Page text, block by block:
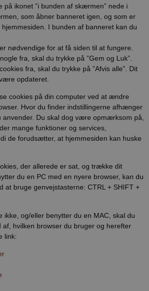
på ikonet ”i bunden af skærmen” nede i
som åbner banneret igen, og som er
I bunden af banneret kan du
nødvendige for at få siden til at fungere.
fra, skal du trykke på ”Gem og Luk”.
fra, skal du trykke på ”Afvis alle”. Dit
opdateret.
cookies på din computer ved at ændre
Hvor du finder indstillingerne afhænger
anvender. Du skal dog være opmærksom på,
mange funktioner og services,
de forudsætter, at hjemmesiden kan huske
der allerede er sat, og trække dit
du en PC med en nyere browser, kan du
at bruge genvejstasterne: CTRL + SHIFT +
ikke, og/eller benytter du en MAC, skal du
af, hvilken browser du bruger og herefter
link: